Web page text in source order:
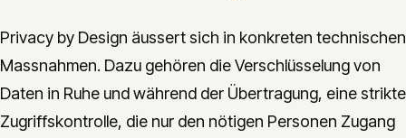
Privacy by Design äussert sich in konkreten technischen
Massnahmen. Dazu gehören die Verschlüsselung von
Daten in Ruhe und während der Übertragung, eine strikte
Zugriffskontrolle, die nur den nötigen Personen Zugang